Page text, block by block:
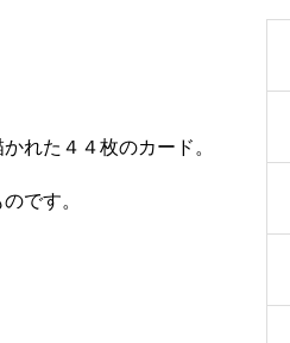
れた４４枚のカード。
です。